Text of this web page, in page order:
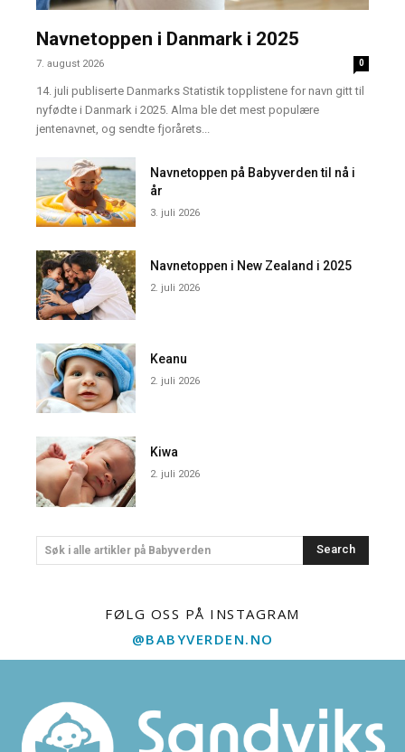
Navnetoppen i Danmark i 2025
7. august 2026 0
14. juli publiserte Danmarks Statistik topplistene for navn gitt til
nyfødte i Danmark i 2025. Alma ble det mest populære
jentenavnet, og sendte fjorårets...
Navnetoppen på Babyverden til nå i
år
3. juli 2026
Navnetoppen i New Zealand i 2025
2. juli 2026
Keanu
2. juli 2026
Kiwa
2. juli 2026
Søk i alle artikler på Babyverden Search
FØLG OSS PÅ INSTAGRAM
@BABYVERDEN.NO